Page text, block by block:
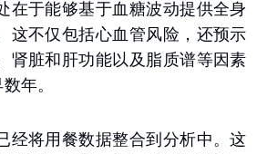
在于能够基于血糖波动提供全身
这不仅包括心血管风险，还预示
肾脏和肝功能以及脂质谱等因素
年。
经将用餐数据整合到分析中。这